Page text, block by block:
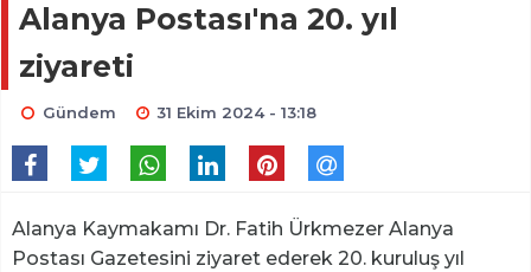
Alanya Postası'na 20. yıl
ziyareti
Gündem 31 Ekim 2024 - 13:18
Alanya Kaymakamı Dr. Fatih Ürkmezer Alanya
Postası Gazetesini ziyaret ederek 20. kuruluş yıl